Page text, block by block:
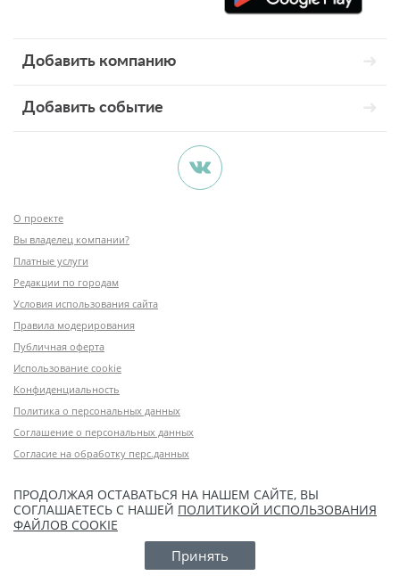
Добавить компанию
Добавить событие
О проекте
Вы владелец компании?
Платные услуги
Редакции по городам
Условия использования сайта
Правила модерирования
Публичная оферта
Использование cookie
Конфиденциальность
Политика о персональных данных
Соглашение о персональных данных
Согласие на обработку перс.данных
ПРОДОЛЖАЯ ОСТАВАТЬСЯ НА НАШЕМ САЙТЕ, ВЫ
СОГЛАШАЕТЕСЬ С НАШЕЙ ПОЛИТИКОЙ ИСПОЛЬЗОВАНИЯ
ФАЙЛОВ COOKIE
Принять